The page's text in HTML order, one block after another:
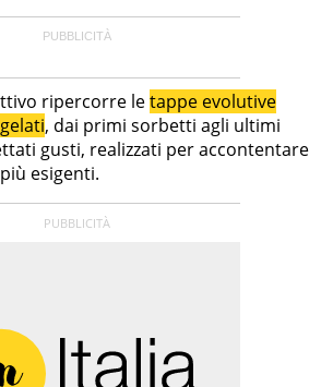
ripercorre letappe evolutive
, dai primi sorbetti agli ultimi
gusti, realizzati per accontentare
esigenti.